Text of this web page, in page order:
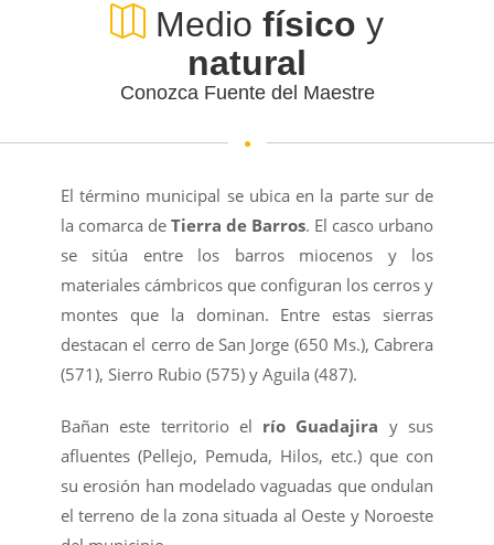
Medio físico y
natural
Conozca Fuente del Maestre
El término municipal se ubica en la parte sur de
la comarca de Tierra de Barros. El casco urbano
se sitúa entre los barros miocenos y los
materiales cámbricos que configuran los cerros y
montes que la dominan. Entre estas sierras
destacan el cerro de San Jorge (650 Ms.), Cabrera
(571), Sierro Rubio (575) y Aguila (487).
Bañan este territorio el río Guadajira y sus
aﬂuentes (Pellejo, Pemuda, Hilos, etc.) que con
su erosión han modelado vaguadas que ondulan
el terreno de la zona situada al Oeste y Noroeste